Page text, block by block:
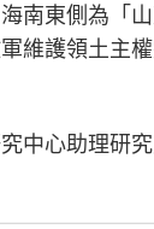
南東側為「
維護領土主
中心助理研